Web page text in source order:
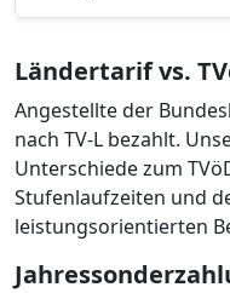
Ländertarif vs.
Angestellte der
nach TV-L bezahlt.
Unterschiede zum
Stufenlaufzeiten und
leistungsorientierten